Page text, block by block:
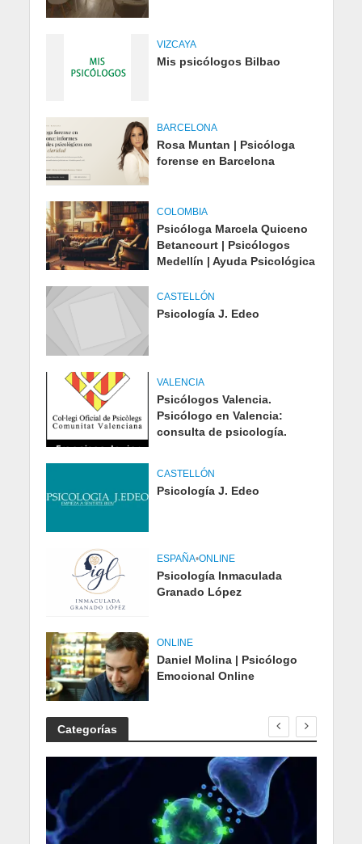
VIZCAYA
Mis psicólogos Bilbao
BARCELONA
Rosa Muntan | Psicóloga
forense en Barcelona
COLOMBIA
Psicóloga Marcela Quiceno
Betancourt | Psicólogos
Medellín | Ayuda Psicológica
CASTELLÓN
Psicología J. Edeo
VALENCIA
Psicólogos Valencia.
Psicólogo en Valencia:
consulta de psicología.
CASTELLÓN
Psicología J. Edeo
ESPAÑA•ONLINE
Psicología Inmaculada
Granado López
ONLINE
Daniel Molina | Psicólogo
Emocional Online
Categorías